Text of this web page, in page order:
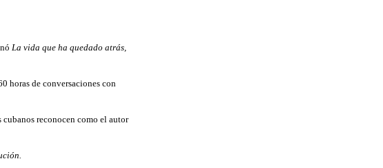
La vida que ha quedado atrás,
horas de conversaciones con
reconocen como el autor